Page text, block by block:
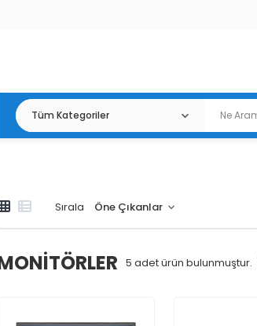
Sırala
MONİTÖRLER 5 adet ürün bulunmuştur.